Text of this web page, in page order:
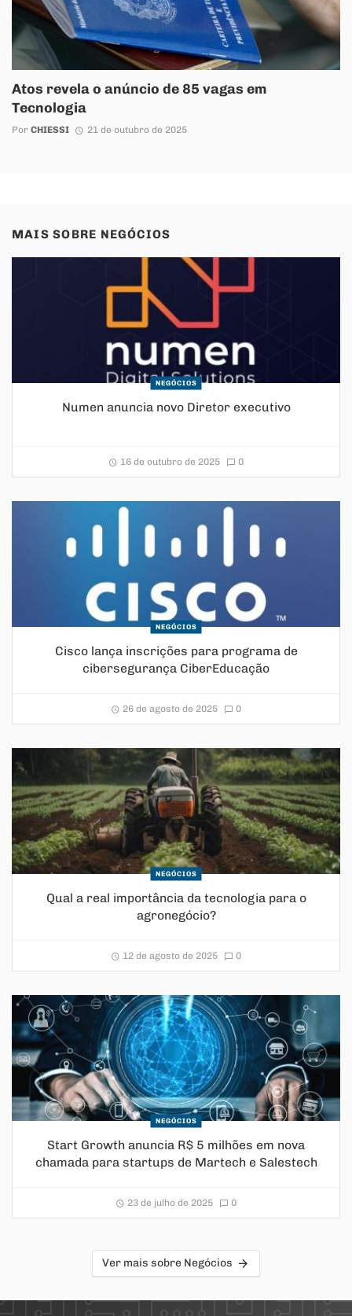
Atos revela o anúncio de 85 vagas em
Tecnologia
Por CHIESSI 21 de outubro de 2025
MAIS SOBRE NEGÓCIOS
NEGÓCIOS
Numen anuncia novo Diretor executivo
16 de outubro de 2025 0
NEGÓCIOS
Cisco lança inscrições para programa de
cibersegurança CiberEducação
26 de agosto de 2025 0
NEGÓCIOS
Qual a real importância da tecnologia para o
agronegócio?
12 de agosto de 2025 0
NEGÓCIOS
Start Growth anuncia R$ 5 milhões em nova
chamada para startups de Martech e Salestech
23 de julho de 2025 0
Ver mais sobre Negócios